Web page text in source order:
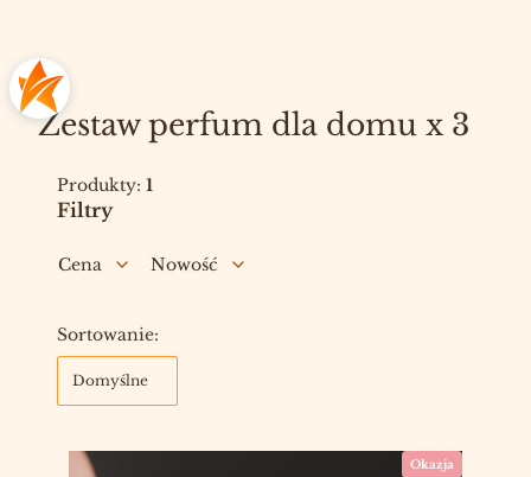
Zestaw perfum dla domu x 3
Produkty: 1
Filtry
Cena Nowość
Lista produktów
Sortowanie:
Domyślne
Okazja